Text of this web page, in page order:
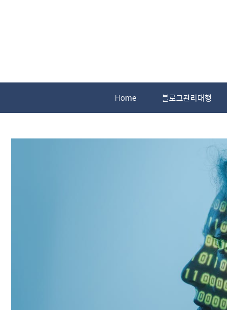
Home 블로그관리대행